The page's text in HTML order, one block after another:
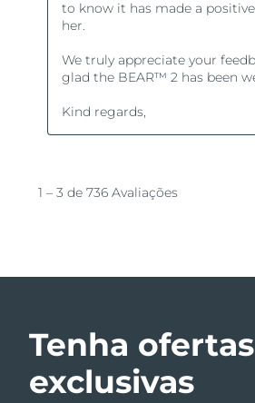
Tenha ofertas
exclusivas